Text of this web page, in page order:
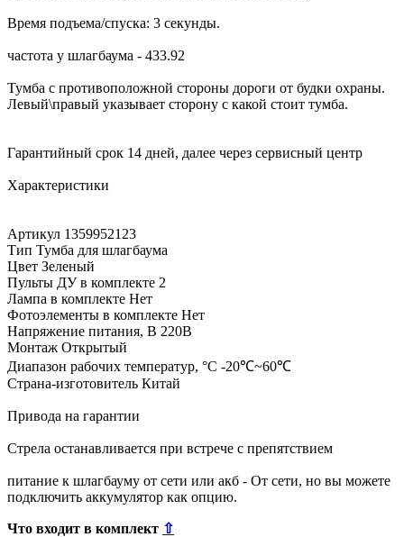
Время подъема/спуска: 3 секунды.
частота у шлагбаума - 433.92
Тумба с противоположной стороны дороги от будки охраны.
Левый\правый указывает сторону с какой стоит тумба.
Гарантийный срок 14 дней, далее через сервисный центр
Характеристики
Артикул 1359952123
Тип Тумба для шлагбаума
Цвет Зеленый
Пульты ДУ в комплекте 2
Лампа в комплекте Нет
Фотоэлементы в комплекте Нет
Напряжение питания, В 220В
Монтаж Открытый
Диапазон рабочих температур, °С -20℃~60℃
Страна-изготовитель Китай
Привода на гарантии
Стрела останавливается при встрече с препятствием
питание к шлагбауму от сети или акб - От сети, но вы можете
подключить аккумулятор как опцию.
Что входит в комплект ⇧